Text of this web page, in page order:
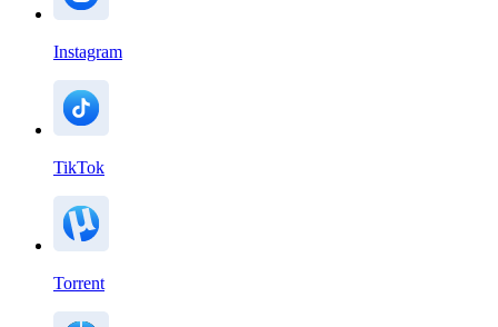
Instagram
TikTok
Torrent